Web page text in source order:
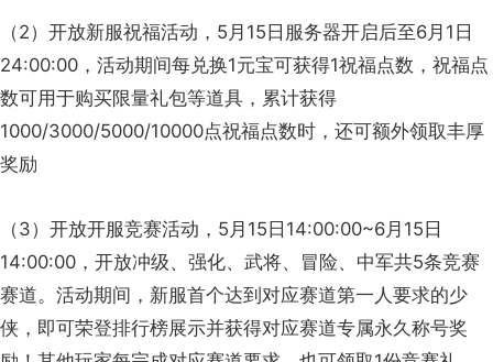
（2）开放新服祝福活动，5月15日服务器开启后至6月1日
24:00:00，活动期间每兑换1元宝可获得1祝福点数，祝福点
数可用于购买限量礼包等道具，累计获得
1000/3000/5000/10000点祝福点数时，还可额外领取丰厚
奖励
（3）开放开服竞赛活动，5月15日14:00:00~6月15日
14:00:00，开放冲级、强化、武将、冒险、中军共5条竞赛
赛道。活动期间，新服首个达到对应赛道第一人要求的少
侠，即可荣登排行榜展示并获得对应赛道专属永久称号奖